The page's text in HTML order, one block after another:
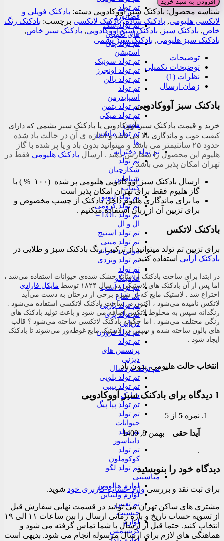
تم تولد
فضانورد
تم تولد سگ
های نگهبان
تم تولد پلی
استیشن
تم تولد سونیک
تم تولد اونجرز
تم تولد بالن
تم تولد
اسپایدرمن
تم تولد بتمن
تم تولد میکی
موس
تم تولد ماشین
ها
تم تولد دخترانه
تم تولد
شکارچیان
شیاطین
کیپاپ
تم تولد لبوبو
تم تولد کرومی
تم تولد LOL –
ال و ال
تم تولد استیچ
تم تولد مینی
موس دخترانه
تم تولد ونزدی
تم تولد
فلامینگو
تم تولد اسب
تک شاخ
تم تولد باربی
تم تولد پری
دریایی
تم تولد فروزن
تم تولد
پرنسس های
دیزنی
تم تولد خردسال
تم تولد بلویی
تم تولد بیبی
شارک
تم تولد پپا پیگ
تم تولد
حیوانات
تم تولد
دایناسور
تم تولد
کوکوملون
تم تولد لگو
مناسبتی
لوازم هالووین
لوازم ولنتاین
تم تعیین
جنسیت
لوازم
کریسمس
آووکادویی
شناسه محصول: بادکنک سبز آووکادویی دسته: بادکنک فویلی و
لاتکسی هلیومی, بادکنک ساده,بادکنک لاتکسی برچسب: بادکنک رنگ
خاص, بادکنک سبز , بادکنک سبز آووکادویی, بادکنک سبز خاص,
بادکنک سبز هلیومی, بادکنک سبز یشمی
توضیحات
توضیحات تکمیلی
نظرات (1)
زمان ارسال
بادکنک سبز آووکادویی
خرید و قیمت بادکنک سبز آووکادویی یا بادکنک سبز یشمی که دارای
کیفیت خوب و ماندگاری بالا می باشدواندازه ی آن در حالت باد شده
حدود ۲۵ سانتیمتر می باشد و میتوانید بدون باد و یا پر شده با گاز
هلیوم این محصول را سفارش دهید . ارسال بادکنک هلیومی فقط در
تهران امکان پذیر می باشد .
ارسال بادکنک سبز آووکادویی هلیومی پر شده (۱۰۰ % ) با
گاز هلیوم فقط برای تهران امکان پذیر است
ما برای ماندگاری هلیوم داخل بادکنک از چسب مخصوص و
برای تزیین آن از ربان استفاده میکنیم .
بادکنک لاتکس
برای تزیین تم تولد میتوانید از ترکیب رنگ بادکنک سبز و طلایی در
بادکنک آرایی استفاده کنید
در ابتدا برای ساخت بادکنک از مثانه خشک شده‌ی حیوانات استفاده می‌شد ،
اما پس از آن بادکنک های لاستیکی در سال ۱۸۲۴ توسط
مایکل فارادی
اختراع شد . لاستیک مایع که از شیره برخی از درختان به دست می‌آید
لاتکس نامیده می‌شود ، اکنون در ساخت بادکنک لاتکسی استفاده می‌شود .
رنگدانه سپس به مخلوط لاتکس اضافه می شود و باعث تولید بادکنک های
رنگی مختلف می‌شود . اما چگونه بادکنک لاتکسی ساخته می‌شود ؟ قالب
های بالون ساخته شده و سپس در لاستیک مایع غوطه‌ور می‌شوند تا بادکنک
ایجاد شود .
انتخاب حالت هلیومی, بدون باد
1 دیدگاه برای بادکنک سبز آووکادویی
نمره 5 از 5
آیدا حقی – بهمن 8, 1400
.
دیدگاه خود را بنویسید
برای ثبت نقد و بررسیوارد حساب کاربری خود شوید.
مشتری های ساکن تهران می توانید در قسمت نهایی سفارش قبل
از تسویه حساب تاریخ و بازه زمانی ارسال را بین ساعات ۱۱ الی ۱۹
انتخاب کنید. حتما قبل از ارسال با شما تماس گرفته می شود و
هماهنگی های لازم برای ارسال مرسوله انجام می شود. بدیهی است